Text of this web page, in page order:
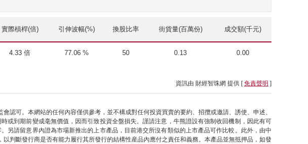
實際槓桿(倍) 引伸波幅(%) 換股比率 街貨量(百萬份) 成交額(千元)
4.33 倍 77.06 % 50 0.13 0.00
資訊由 財經智珠網 提供 [免責聲明 ]
認可。本網站的任何內容僅供參考，並不構成對任何投資買賣的要約、招攬或邀請、誘使、申述、
或到期前變成毫無價值，因而引致投資全盤損失。謹請注意，牛熊證設有強制收回機制，因此有可
請留意界內證為市場新推出的上市產品，目前港交所沒有類似的上市產品可作比較。此外，由中
判斷發行商是否有能力履行其所發行的結構性産品內應付之責任和義務。本產品並無抵押品，如發